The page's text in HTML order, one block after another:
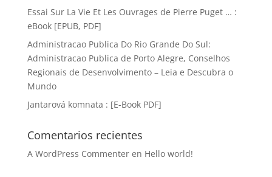
Essai Sur La Vie Et Les Ouvrages de Pierre Puget … :
eBook [EPUB, PDF]
Administracao Publica Do Rio Grande Do Sul:
Administracao Publica de Porto Alegre, Conselhos
Regionais de Desenvolvimento – Leia e Descubra o
Mundo
Jantarová komnata : [E-Book PDF]
Comentarios recientes
A WordPress Commenteren Hello world!